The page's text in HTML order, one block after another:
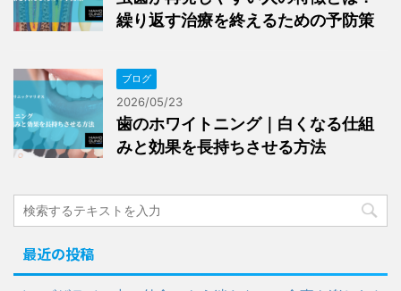
繰り返す治療を終えるための予防策
ブログ
2026/05/23
歯のホワイトニング｜白くなる仕組
みと効果を長持ちさせる方法
最近の投稿